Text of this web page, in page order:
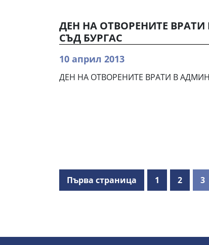
ДЕН НА ОТВОРЕНИТЕ
СЪД БУРГАС
10 април 2013
ДЕН НА ОТВОРЕНИТЕ ВРАТИ В
Първа страница 1 2 3